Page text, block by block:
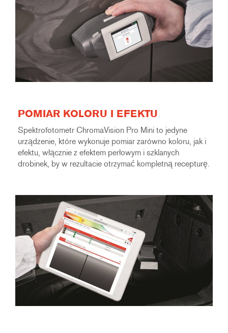
POMIAR KOLORU I EFEKTU
Spektrofotometr ChromaVision Pro Mini to jedyne
urządzenie, które wykonuje pomiar zarówno koloru, jak i
efektu, włącznie z efektem perłowym i szklanych
drobinek, by w rezultacie otrzymać kompletną recepturę.